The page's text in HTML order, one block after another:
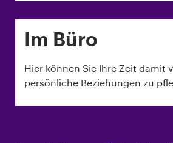
Im Büro
Hier können Sie Ihre Zeit damit
persönliche Beziehungen zu